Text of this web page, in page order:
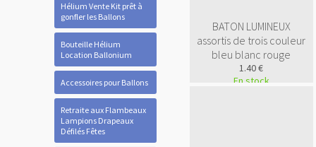
Hélium Vente Kit prêt à
gonfler les Ballons
Bouteille Hélium
Location Ballonium
Accessoires pour Ballons
Retraite aux Flambeaux
Lampions Drapeaux
Défilés Fêtes
BATON LUMINEUX
assortis de trois couleur
bleu blanc rouge
1.40 €
En stock